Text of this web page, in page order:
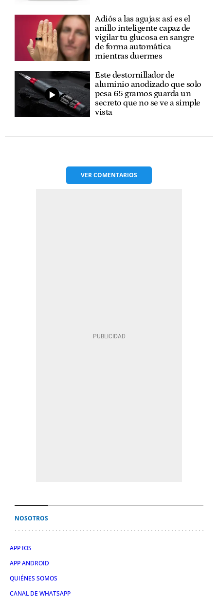
Adiós a las agujas: así es el
anillo inteligente capaz de
vigilar tu glucosa en sangre
de forma automática
mientras duermes
Este destornillador de
aluminio anodizado que solo
pesa 65 gramos guarda un
secreto que no se ve a simple
vista
VERCOMENTARIOS
NOSOTROS
APP IOS
APP ANDROID
QUIÉNES SOMOS
CANAL DE WHATSAPP